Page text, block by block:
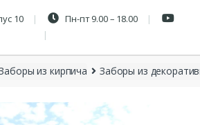
10 Пн-пт 9.00 – 18.00
из кирпича Заборы из